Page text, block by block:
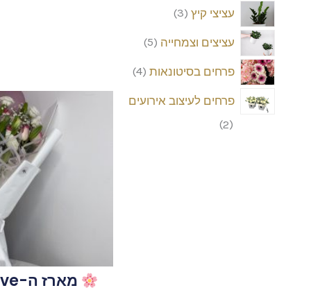
עציצי קיץ 3
עציצים וצמחייה 5
פרחים בסיטונאות 4
פרחים לעיצוב אירועים
2